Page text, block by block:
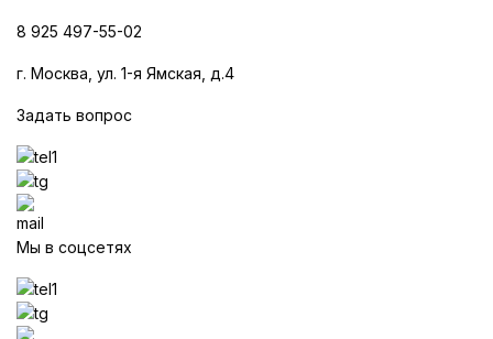
8 925 497-55-02
г. Москва, ул. 1-я Ямская, д.4
Задать вопрос
Мы в соцсетях